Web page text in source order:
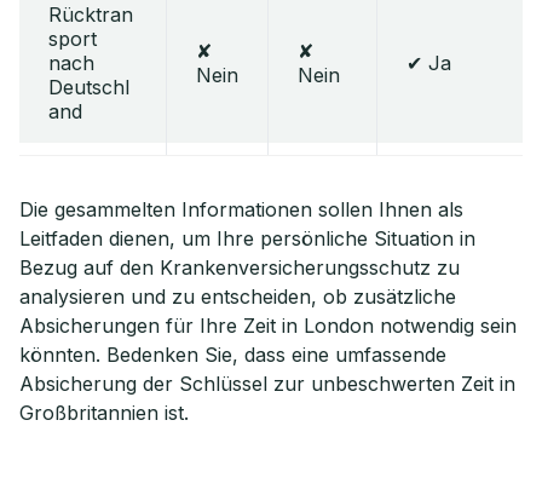
Rücktran
sport
nach
Deutschl
and
✘
Nein
✘
Nein
✔ Ja
Die gesammelten Informationen sollen Ihnen als
Leitfaden dienen, um Ihre persönliche Situation in
Bezug auf den Krankenversicherungsschutz zu
analysieren und zu entscheiden, ob zusätzliche
Absicherungen für Ihre Zeit in London notwendig sein
könnten. Bedenken Sie, dass eine umfassende
Absicherung der Schlüssel zur unbeschwerten Zeit in
Großbritannien ist.